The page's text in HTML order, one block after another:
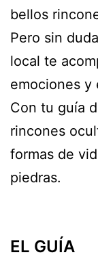
bellos
Pero sin
local te
emociones y
Con tu guía
rincones
formas de
piedras.
EL GUÍA